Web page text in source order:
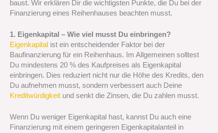
baust. Wir erklären Dir die wichtigsten Punkte, die Du bei der
Finanzierung eines Reihenhauses beachten musst.
1. Eigenkapital – Wie viel musst Du einbringen?
Eigenkapital ist ein entscheidender Faktor bei der
Baufinanzierung für ein Reihenhaus. Im Allgemeinen solltest
Du mindestens 20 % des Kaufpreises als Eigenkapital
einbringen. Dies reduziert nicht nur die Höhe des Kredits, den
Du aufnehmen musst, sondern verbessert auch Deine
Kreditwürdigkeit und senkt die Zinsen, die Du zahlen musst.
Wenn Du weniger Eigenkapital hast, kannst Du auch eine
Finanzierung mit einem geringeren Eigenkapitalanteil in